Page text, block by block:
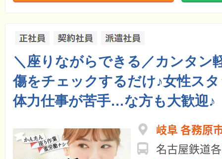
＼座りながらできる／カンタン
傷をチェックするだけ♪女性ス
体力仕事が苦手…な方も大歓迎♪
岐阜 各務原
名古屋鉄道